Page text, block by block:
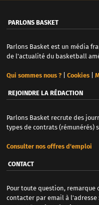
s
PARLONS BASKET
Parlons Basket est un média
de l'actualité du basketball
Qui sommes nous ?| Cookies|
REJOINDRE LA RÉDACTION
Parlons Basket recrute des
types de contrats (rémunérés)
Consulter nos offres d'emploi
CONTACT
Pour toute question, remarque
contacter par email à l'adresse